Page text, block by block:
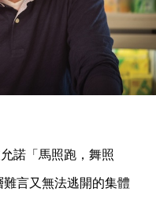
諾「馬照跑，舞照
言又無法逃開的集體